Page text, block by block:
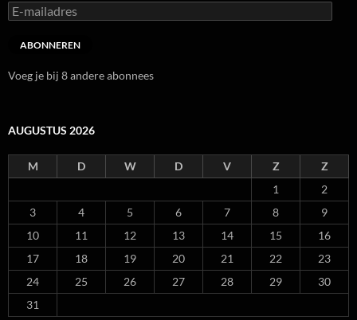
E-
mailadres
ABONNEREN
Voeg je bij 8 andere abonnees
AUGUSTUS 2026
M D W D V Z
Z
1
2
3
4 5 6 7 8
9
10
11 12 13 14 15
16
17
18 19 20 21 22
23
24
25 26 27 28 29
30
31